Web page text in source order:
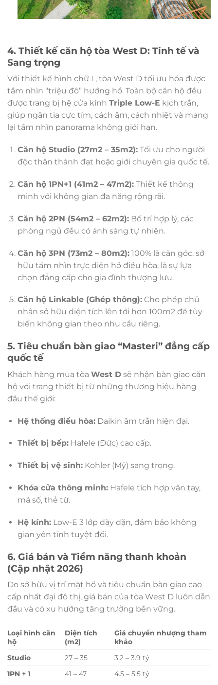
4. Thiết kế căn hộ tòa West D: Tinh tế và
Sang trọng
Với thiết kế hình chữ L, tòa West D tối ưu hóa được
tầm nhìn “triệu đô” hướng hồ. Toàn bộ căn hộ đều
được trang bị hệ cửa kính Triple Low-E kịch trần,
giúp ngăn tia cực tím, cách âm, cách nhiệt và mang
lại tầm nhìn panorama không giới hạn.
Căn hộ Studio (27m2 – 35m2):Tối ưu cho người
độc thân thành đạt hoặc giới chuyên gia quốc tế.
Căn hộ 1PN+1 (41m2 – 47m2):Thiết kế thông
minh với không gian đa năng rộng rãi.
Căn hộ 2PN (54m2 – 62m2):Bố trí hợp lý, các
phòng ngủ đều có ánh sáng tự nhiên.
Căn hộ 3PN (73m2 – 80m2):100% là căn góc, sở
hữu tầm nhìn trực diện hồ điều hòa, là sự lựa
chọn đẳng cấp cho gia đình thượng lưu.
Căn hộ Linkable (Ghép thông):Cho phép chủ
nhân sở hữu diện tích lên tới hơn 100m2 để tùy
biến không gian theo nhu cầu riêng.
5. Tiêu chuẩn bàn giao “Masteri” đẳng cấp
quốc tế
Khách hàng mua tòa West D sẽ nhận bàn giao căn
hộ với trang thiết bị từ những thương hiệu hàng
đầu thế giới:
Hệ thống điều hòa:Daikin âm trần hiện đại.
Thiết bị bếp:Hafele (Đức) cao cấp.
Thiết bị vệ sinh:Kohler (Mỹ) sang trọng.
Khóa cửa thông minh:Hafele tích hợp vân tay,
mã số, thẻ từ.
Hệ kính:Low-E 3 lớp dày dặn, đảm bảo không
gian yên tĩnh tuyệt đối.
6. Giá bán và Tiềm năng thanh khoản
(Cập nhật 2026)
Do sở hữu vị trí mặt hồ và tiêu chuẩn bàn giao cao
cấp nhất đại đô thị, giá bán của tòa West D luôn dẫn
đầu và có xu hướng tăng trưởng bền vững.
Loại hình căn
hộ
Diện tích
(m2)
Giá chuyển nhượng tham
khảo
Studio
27 – 35
3.2 – 3.9 tỷ
1PN + 1
41 – 47
4.5 – 5.5 tỷ